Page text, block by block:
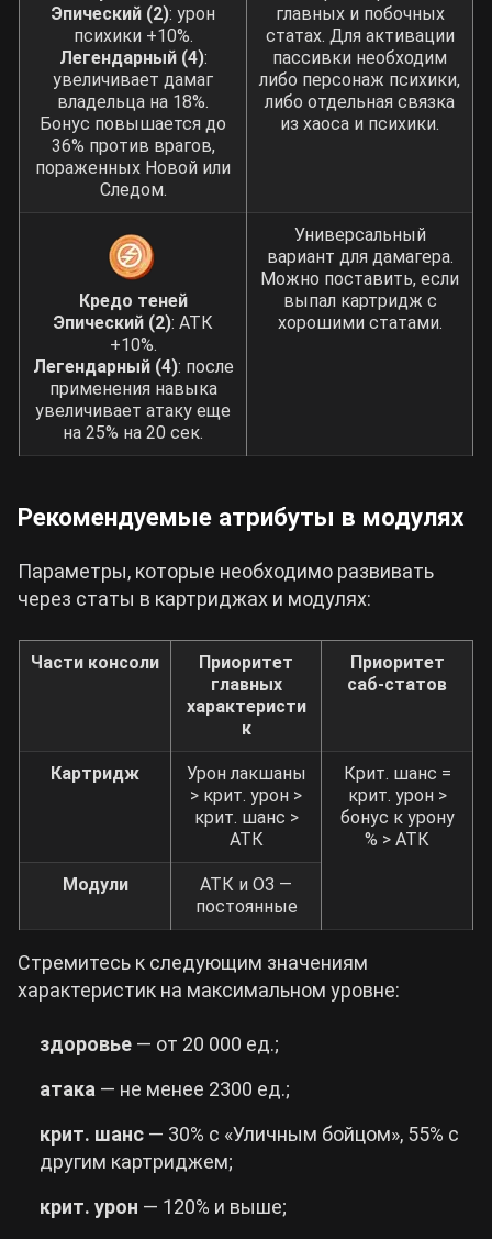
Эпический (2): урон
психики +10%.
Легендарный (4):
увеличивает дамаг
владельца на 18%.
Бонус повышается до
36% против врагов,
пораженных Новой или
Следом.
главных и побочных
статах. Для активации
пассивки необходим
либо персонаж психики,
либо отдельная связка
из хаоса и психики.
Кредо теней
Эпический (2): АТК
+10%.
Легендарный (4): после
применения навыка
увеличивает атаку еще
на 25% на 20 сек.
Универсальный
вариант для дамагера.
Можно поставить, если
выпал картридж с
хорошими статами.
Рекомендуемые атрибуты в модулях
Параметры, которые необходимо развивать
через статы в картриджах и модулях:
Части консоли
Приоритет
главных
характеристи
к
Приоритет
саб-статов
Картридж
Урон лакшаны
> крит. урон >
крит. шанс >
АТК
Крит. шанс =
крит. урон >
бонус к урону
% > АТК
Модули
АТК и ОЗ —
постоянные
Стремитесь к следующим значениям
характеристик на максимальном уровне:
здоровье — от 20 000 ед.;
атака — не менее 2300 ед.;
крит. шанс — 30% с «Уличным бойцом», 55% с
другим картриджем;
крит. урон — 120% и выше;